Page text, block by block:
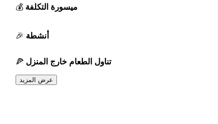
ميسورة التكلفة
أنشطة
تناول الطعام خارج المنزل
عرض المزيد